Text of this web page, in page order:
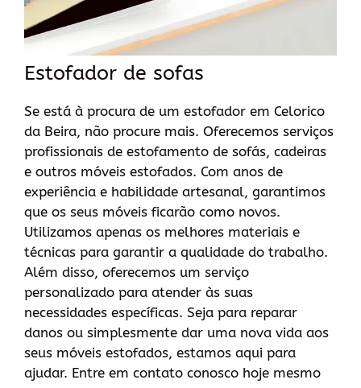
Estofador de sofas
Se está à procura de um estofador em Celorico
da Beira, não procure mais. Oferecemos serviços
profissionais de estofamento de sofás, cadeiras
e outros móveis estofados. Com anos de
experiência e habilidade artesanal, garantimos
que os seus móveis ficarão como novos.
Utilizamos apenas os melhores materiais e
técnicas para garantir a qualidade do trabalho.
Além disso, oferecemos um serviço
personalizado para atender às suas
necessidades específicas. Seja para reparar
danos ou simplesmente dar uma nova vida aos
seus móveis estofados, estamos aqui para
ajudar. Entre em contato conosco hoje mesmo